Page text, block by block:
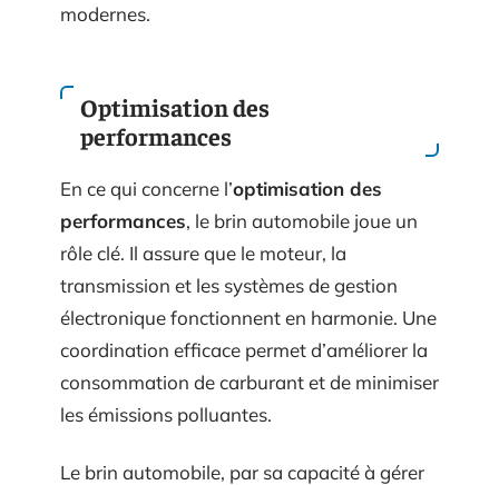
modernes.
Optimisation des
performances
En ce qui concerne l’optimisation des
performances, le brin automobile joue un
rôle clé. Il assure que le moteur, la
transmission et les systèmes de gestion
électronique fonctionnent en harmonie. Une
coordination efficace permet d’améliorer la
consommation de carburant et de minimiser
les émissions polluantes.
Le brin automobile, par sa capacité à gérer